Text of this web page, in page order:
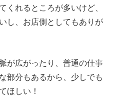
くれるところが多いけど、
し、お店側としてもありが
が広がったり、普通の仕事
部分もあるから、少しでも
ほしい！